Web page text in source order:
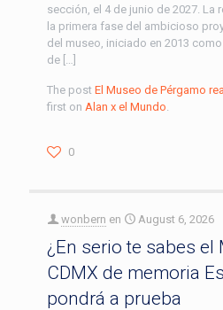
sección, el 4 de junio de 2027. La
la primera fase del ambicioso
del museo, iniciado en 2013
de […]
The post El Museo de Pérgamo
first on Alan x el Mundo.
0
wonbern en August 6, 2026
¿En serio te sabes el
CDMX de memoria
pondrá a prueba